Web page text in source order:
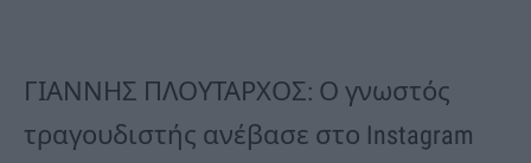
ΓΙΑΝΝΗΣ ΠΛΟΥΤΑΡΧΟΣ: Ο γνωστός
τραγουδιστής ανέβασε στο Instagram